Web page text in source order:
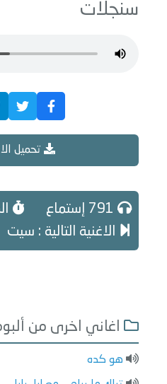
سنجلات
تحميل
الاغنية التالية : سيت
اغاني اخرى من
هو كده